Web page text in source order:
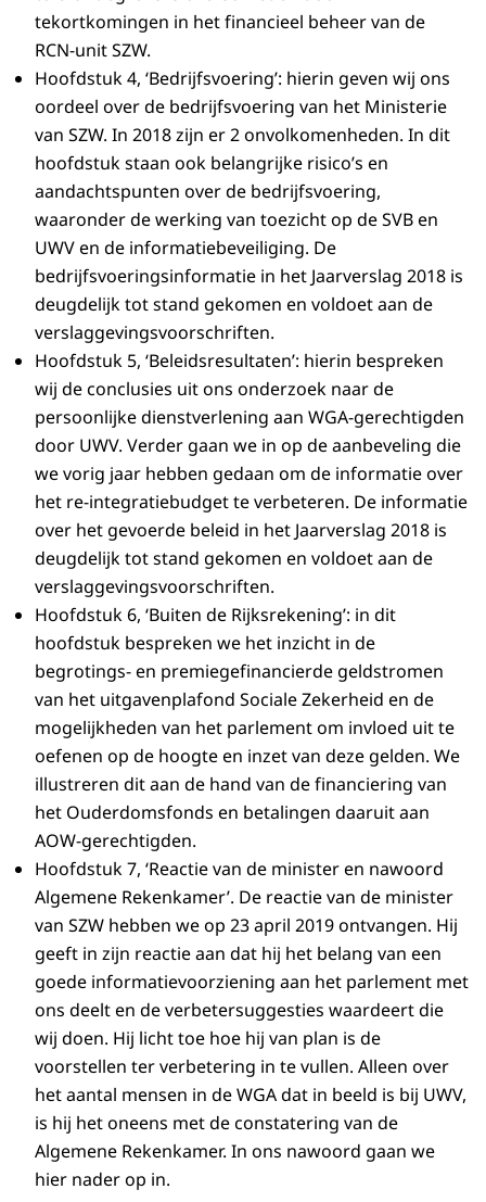
tekortkomingen in het financieel beheer van de
RCN-unit SZW.
Hoofdstuk 4, ‘Bedrijfsvoering’: hierin geven wij ons
oordeel over de bedrijfsvoering van het Ministerie
van SZW. In 2018 zijn er 2 onvolkomenheden. In dit
hoofdstuk staan ook belangrijke risico’s en
aandachtspunten over de bedrijfsvoering,
waaronder de werking van toezicht op de SVB en
UWV en de informatiebeveiliging. De
bedrijfsvoeringsinformatie in het Jaarverslag 2018 is
deugdelijk tot stand gekomen en voldoet aan de
verslaggevingsvoorschriften.
Hoofdstuk 5, ‘Beleidsresultaten’: hierin bespreken
wij de conclusies uit ons onderzoek naar de
persoonlijke dienstverlening aan WGA-gerechtigden
door UWV. Verder gaan we in op de aanbeveling die
we vorig jaar hebben gedaan om de informatie over
het re-integratiebudget te verbeteren. De informatie
over het gevoerde beleid in het Jaarverslag 2018 is
deugdelijk tot stand gekomen en voldoet aan de
verslaggevingsvoorschriften.
Hoofdstuk 6, ‘Buiten de Rijksrekening’: in dit
hoofdstuk bespreken we het inzicht in de
begrotings- en premiegefinancierde geldstromen
van het uitgavenplafond Sociale Zekerheid en de
mogelijkheden van het parlement om invloed uit te
oefenen op de hoogte en inzet van deze gelden. We
illustreren dit aan de hand van de financiering van
het Ouderdomsfonds en betalingen daaruit aan
AOW-gerechtigden.
Hoofdstuk 7, ‘Reactie van de minister en nawoord
Algemene Rekenkamer’. De reactie van de minister
van SZW hebben we op 23 april 2019 ontvangen. Hij
geeft in zijn reactie aan dat hij het belang van een
goede informatievoorziening aan het parlement met
ons deelt en de verbetersuggesties waardeert die
wij doen. Hij licht toe hoe hij van plan is de
voorstellen ter verbetering in te vullen. Alleen over
het aantal mensen in de WGA dat in beeld is bij UWV,
is hij het oneens met de constatering van de
Algemene Rekenkamer. In ons nawoord gaan we
hier nader op in.